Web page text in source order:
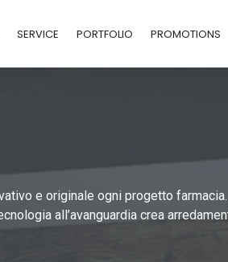
SERVICE PORTFOLIO PROMOTIONS
e originale ogni progetto farmacia.
all’avanguardia crea